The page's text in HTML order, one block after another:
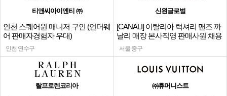
티앤씨아이엔티 ㈜
인천 스퀘어원 매니저 구인 (언더웨
어 판매자경험자 우대)
인천 연수구
신원글로벌
[CANALI] 이탈리아 럭셔리 맨즈 까
날리 매장 본사직영 판매사원 채용
서울 중구
랄프로렌코리아 ㈜휴머니스트